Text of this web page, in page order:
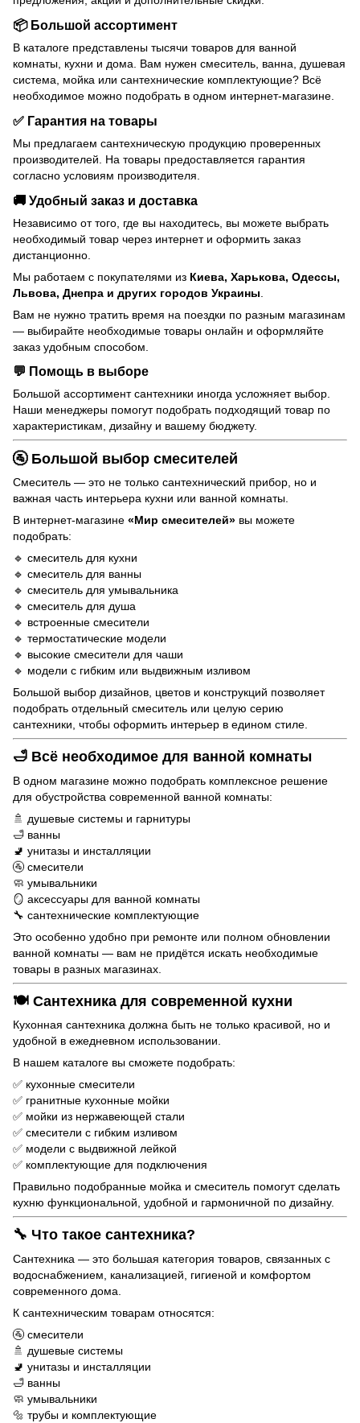
📦 Большой ассортимент
В каталоге представлены тысячи товаров для ванной
комнаты, кухни и дома. Вам нужен смеситель, ванна, душевая
система, мойка или сантехнические комплектующие? Всё
необходимое можно подобрать в одном интернет-магазине.
✅ Гарантия на товары
Мы предлагаем сантехническую продукцию проверенных
производителей. На товары предоставляется гарантия
согласно условиям производителя.
🚚 Удобный заказ и доставка
Независимо от того, где вы находитесь, вы можете выбрать
необходимый товар через интернет и оформить заказ
дистанционно.
Мы работаем с покупателями из Киева, Харькова, Одессы,
Львова, Днепра и других городов Украины
Вам не нужно тратить время на поездки по разным магазинам
— выбирайте необходимые товары онлайн и оформляйте
заказ удобным способом.
💬 Помощь в выборе
Большой ассортимент сантехники иногда усложняет выбор.
Наши менеджеры помогут подобрать подходящий товар по
характеристикам, дизайну и вашему бюджету.
🚰 Большой выбор смесителей
Смеситель — это не только сантехнический прибор, но и
важная часть интерьера кухни или ванной комнаты.
В интернет-магазине «Мир смесителей» вы можете
подобрать:
🔹 смеситель для кухни
🔹 смеситель для ванны
🔹 смеситель для умывальника
🔹 смеситель для душа
🔹 встроенные смесители
🔹 термостатические модели
🔹 высокие смесители для чаши
🔹 модели с гибким или выдвижным изливом
Большой выбор дизайнов, цветов и конструкций позволяет
подобрать отдельный смеситель или целую серию
сантехники, чтобы оформить интерьер в едином стиле.
🛁 Всё необходимое для ванной комнаты
В одном магазине можно подобрать комплексное решение
для обустройства современной ванной комнаты:
🚿 душевые системы и гарнитуры
🛁 ванны
🚽 унитазы и инсталляции
🚰 смесители
🧼 умывальники
🪞 аксессуары для ванной комнаты
🔧 сантехнические комплектующие
Это особенно удобно при ремонте или полном обновлении
ванной комнаты — вам не придётся искать необходимые
товары в разных магазинах.
🍽️ Сантехника для современной кухни
Кухонная сантехника должна быть не только красивой, но и
удобной в ежедневном использовании.
В нашем каталоге вы сможете подобрать:
✅ кухонные смесители
✅ гранитные кухонные мойки
✅ мойки из нержавеющей стали
✅ смесители с гибким изливом
✅ модели с выдвижной лейкой
✅ комплектующие для подключения
Правильно подобранные мойка и смеситель помогут сделать
кухню функциональной, удобной и гармоничной по дизайну.
🔧 Что такое сантехника?
Сантехника — это большая категория товаров, связанных с
водоснабжением, канализацией, гигиеной и комфортом
современного дома.
К сантехническим товарам относятся:
🚰 смесители
🚿 душевые системы
🚽 унитазы и инсталляции
🛁 ванны
🧼 умывальники
🔩 трубы и комплектующие